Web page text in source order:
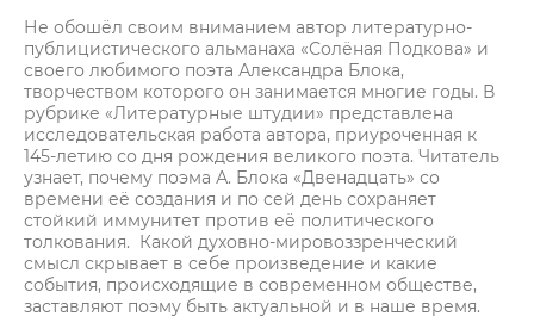
Не обошёл своим вниманием автор литературно-
публицистического альманаха «Солёная Подкова» и
своего любимого поэта Александра Блока,
творчеством которого он занимается многие годы. В
рубрике «Литературные штудии» представлена
исследовательская работа автора, приуроченная к
145-летию со дня рождения великого поэта. Читатель
узнает, почему поэма А. Блока «Двенадцать» со
времени её создания и по сей день сохраняет
стойкий иммунитет против её политического
толкования. Какой духовно-мировоззренческий
смысл скрывает в себе произведение и какие
события, происходящие в современном обществе,
заставляют поэму быть актуальной и в наше время.